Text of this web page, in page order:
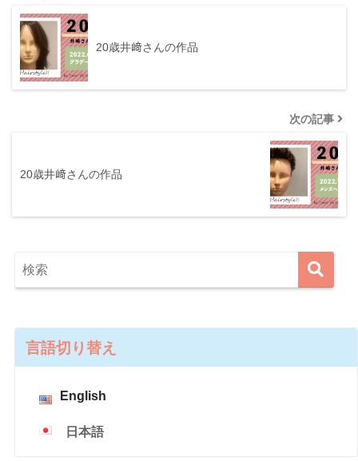
20歳井﨑さんの作品
次の記事
20歳井﨑さんの作品
言語切り替え
English
日本語